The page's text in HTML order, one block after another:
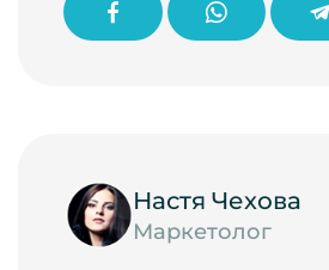
Настя Чехова
Маркетолог